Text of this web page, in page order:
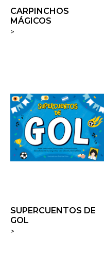
CARPINCHOS
MÁGICOS
>
SUPERCUENTOS DE
GOL
>